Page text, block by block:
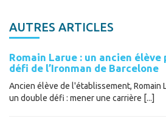
AUTRES ARTICLES
Romain Larue : un ancien
défi de l’Ironman de Barcelone
Ancien élève de l'établissement, Romain
un double défi : mener une carrière [...]